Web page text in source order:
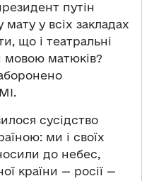
путін
у всіх закладах
що і театральні
мовою матюків?
сусідство
ми і своїх
до небес,
країни — росії —